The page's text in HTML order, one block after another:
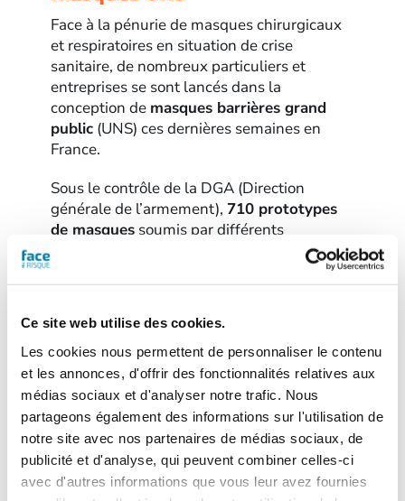
Ce site web utilise des cookies.
Les cookies nous permettent de personnaliser le contenu
et les annonces, d'offrir des fonctionnalités relatives aux
médias sociaux et d'analyser notre trafic. Nous
partageons également des informations sur l'utilisation de
notre site avec nos partenaires de médias sociaux, de
publicité et d'analyse, qui peuvent combiner celles-ci
avec d'autres informations que vous leur avez fournies
Face à la pénurie de masques chirurgicaux
et respiratoires en situation de crise
sanitaire, de nombreux particuliers et
entreprises se sont lancés dans la
conception de masques barrières grand
public (UNS) ces dernières semaines en
France.
Sous le contrôle de la DGA (Direction
générale de l’armement), 710 prototypes
de masques soumis par différents
concepteurs (entreprises, organismes…) ont
ainsi été testés à la date du mardi 28 avril
2020. Ces derniers sont répertoriés en 3
« Conforme catégorie 2 »
conforme ».
Le résultat des tests du 28 avril 2020 est
notamment disponiblesur le site
d’EuraMaterials.